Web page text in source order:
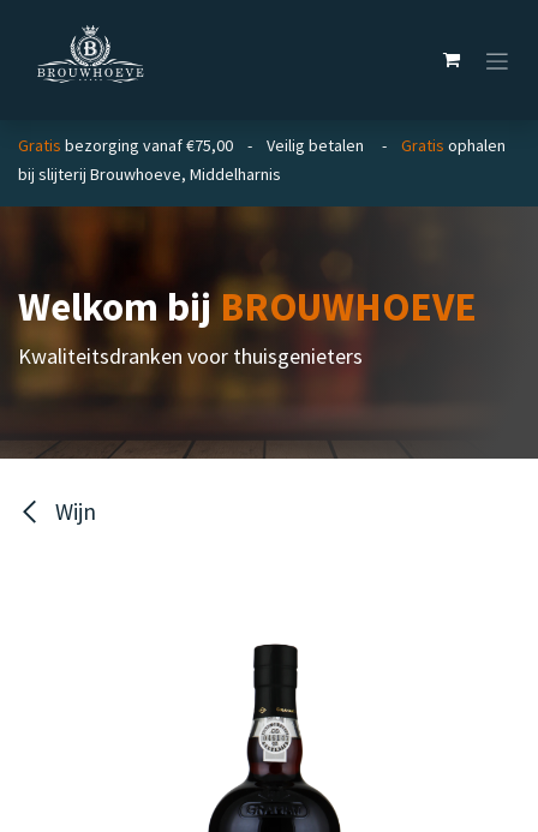
Gratis bezorging vanaf €75,00 - Veilig betalen - Gratis ophalen
bij slijterij Brouwhoeve, Middelharnis
Welkom bijBROUWHOEVE
Kwaliteitsdranken voor thuisgenieters
Wijn